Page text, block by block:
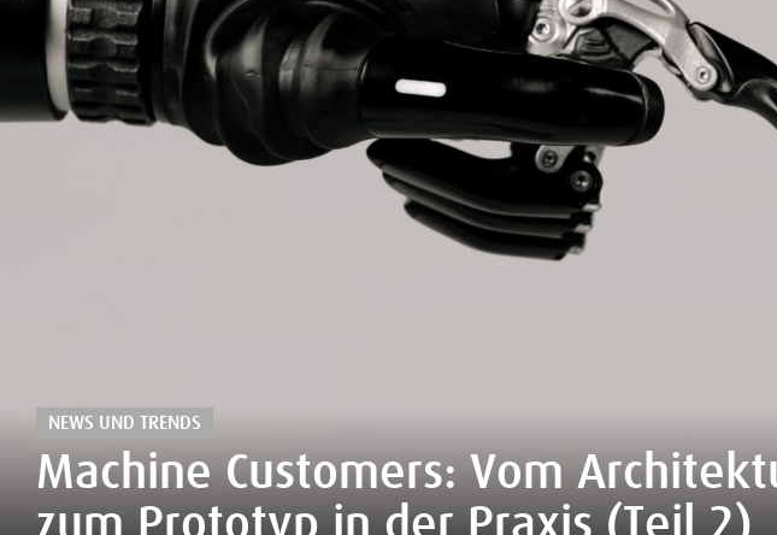
NEWS UND TRENDS
Machine Customers: Vom